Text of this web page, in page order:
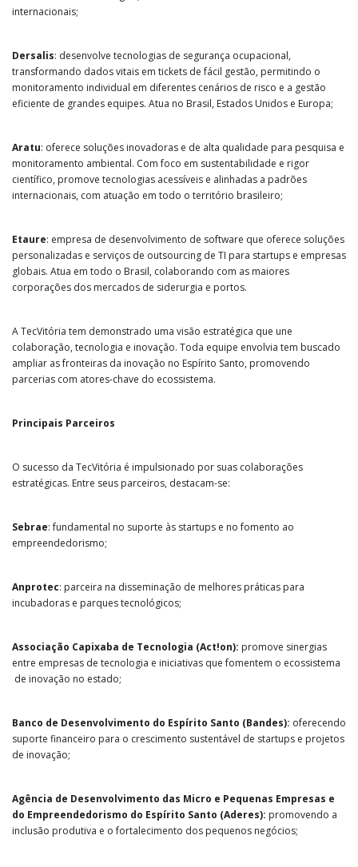
internacionais;
Dersalis: desenvolve tecnologias de segurança ocupacional,
transformando dados vitais em tickets de fácil gestão, permitindo o
monitoramento individual em diferentes cenários de risco e a gestão
eficiente de grandes equipes. Atua no Brasil, Estados Unidos e Europa;
Aratu: oferece soluções inovadoras e de alta qualidade para pesquisa e
monitoramento ambiental. Com foco em sustentabilidade e rigor
científico, promove tecnologias acessíveis e alinhadas a padrões
internacionais, com atuação em todo o território brasileiro;
Etaure: empresa de desenvolvimento de software que oferece soluções
personalizadas e serviços de outsourcing de TI para startups e empresas
globais. Atua em todo o Brasil, colaborando com as maiores
corporações dos mercados de siderurgia e portos.
A TecVitória tem demonstrado uma visão estratégica que une
colaboração, tecnologia e inovação. Toda equipe envolvia tem buscado
ampliar as fronteiras da inovação no Espírito Santo, promovendo
parcerias com atores-chave do ecossistema.
Principais Parceiros
O sucesso da TecVitória é impulsionado por suas colaborações
estratégicas. Entre seus parceiros, destacam-se:
Sebrae: fundamental no suporte às startups e no fomento ao
empreendedorismo;
Anprotec: parceira na disseminação de melhores práticas para
incubadoras e parques tecnológicos;
Associação Capixaba de Tecnologia (Act!on): promove sinergias
entre empresas de tecnologia e iniciativas que fomentem o ecossistema
de inovação no estado;
Banco de Desenvolvimento do Espírito Santo (Bandes): oferecendo
suporte financeiro para o crescimento sustentável de startups e projetos
de inovação;
Agência de Desenvolvimento das Micro e Pequenas Empresas e
do Empreendedorismo do Espírito Santo (Aderes): promovendo a
inclusão produtiva e o fortalecimento dos pequenos negócios;